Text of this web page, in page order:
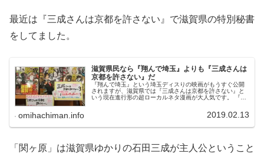
最近は『三成さんは京都を許さない』で滋賀県の特別秘書
をしてました。
滋賀県民なら『翔んで埼玉』よりも『三成さんは
京都を許さない』だ
『翔んで埼玉』という埼玉ディスりの映画がもうすぐ公開
されますが、滋賀県では『三成さんは京都を許さない』と
いう現在進行形の超ローカルネタ漫画が大人気です。 『翔
omihachiman.info 2019.02.13
「関ヶ原」は滋賀県ゆかりの石田三成が主人公ということ